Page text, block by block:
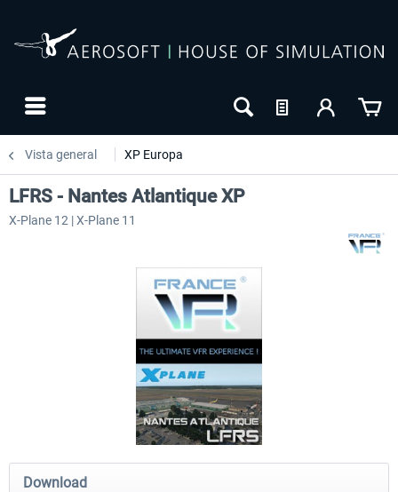
Vista general XP Europa
Airport Berlin Brandenburg V2 XP Airport Zurich V2.0 XP
LFRS - Nantes Atlantique XP
X-Plane 12 | X-Plane 11
Download